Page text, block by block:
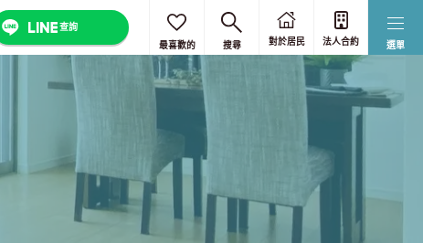
選單
查詢
最喜歡的
搜尋 對於居民 法人合約